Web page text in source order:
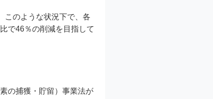
このような状況下で、各
で46％の削減を目指して
の捕獲・貯留）事業法が